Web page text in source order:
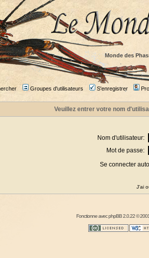
Monde des
Groupes d'utilisateurs S'enregistrer
Veuillez entrer votre nom
Nom d'utilisateur:
Mot de passe:
Se connecter
J'ai
Fonctionne avecphpBB2.0.22 ©